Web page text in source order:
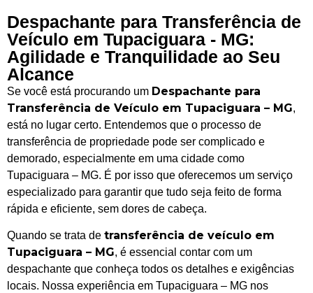
Despachante para Transferência de
Veículo em Tupaciguara - MG:
Agilidade e Tranquilidade ao Seu
Alcance
Se você está procurando um Despachante para
Transferência de Veículo em Tupaciguara – MG,
está no lugar certo. Entendemos que o processo de
transferência de propriedade pode ser complicado e
demorado, especialmente em uma cidade como
Tupaciguara – MG. É por isso que oferecemos um serviço
especializado para garantir que tudo seja feito de forma
rápida e eficiente, sem dores de cabeça.
Quando se trata de transferência de veículo em
Tupaciguara – MG, é essencial contar com um
despachante que conheça todos os detalhes e exigências
locais. Nossa experiência em Tupaciguara – MG nos